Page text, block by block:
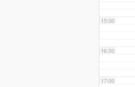
15:00
16:00
17:00